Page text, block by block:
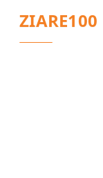
conținut
ZIARE100